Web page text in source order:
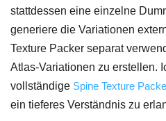
stattdessen eine einzelne
generiere die Variationen
Texture Packer separat
Atlas-Variationen zu erstellen.
vollständige Spine Texture
ein tieferes Verständnis zu